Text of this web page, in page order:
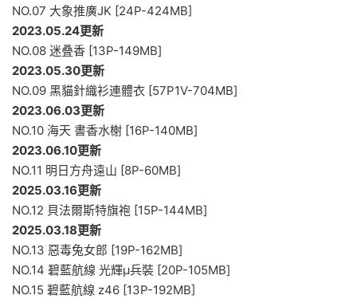
NO.07 大象推廣JK [24P-424MB]
2023.05.24更新
NO.08 迷叠香 [13P-149MB]
2023.05.30更新
NO.09 黑貓針織衫連體衣 [57P1V-704MB]
2023.06.03更新
NO.10 海天 書香水榭 [16P-140MB]
2023.06.10更新
NO.11 明日方舟遠山 [8P-60MB]
2025.03.16更新
NO.12 貝法爾斯特旗袍 [15P-144MB]
2025.03.18更新
NO.13 惡毒兔女郎 [19P-162MB]
NO.14 碧藍航線 光輝μ兵裝 [20P-105MB]
NO.15 碧藍航線 z46 [13P-192MB]